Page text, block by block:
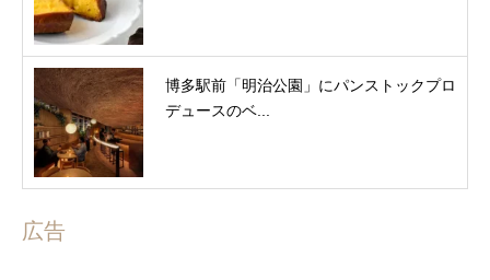
博多駅前「明治公園」にパンストックプロ
デュースのベ...
広告